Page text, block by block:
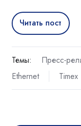
Читать пост
Темы: Пресс-
Ethernet
Timex